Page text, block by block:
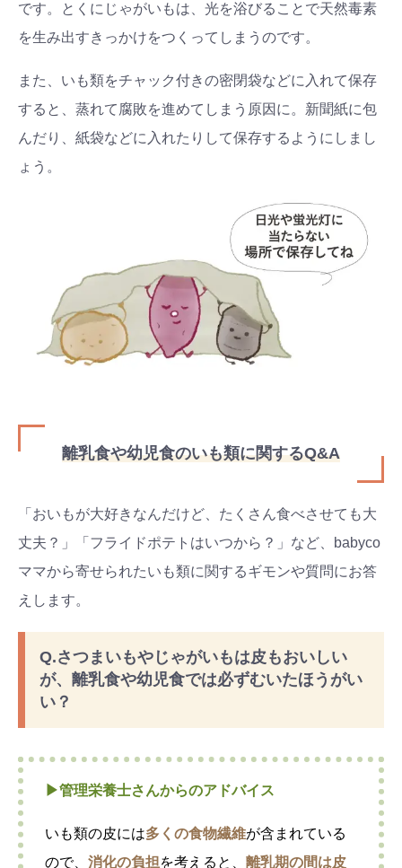
です。とくにじゃがいもは、光を浴びることで天然毒素
を生み出すきっかけをつくってしまうのです。
また、いも類をチャック付きの密閉袋などに入れて保存
すると、蒸れて腐敗を進めてしまう原因に。新聞紙に包
んだり、紙袋などに入れたりして保存するようにしまし
ょう。
離乳食や幼児食のいも類に関するQ&A
「おいもが大好きなんだけど、たくさん食べさせても大
丈夫？」「フライドポテトはいつから？」など、babyco
ママから寄せられたいも類に関するギモンや質問にお答
えします。
Q.さつまいもやじゃがいもは皮もおいしい
が、離乳食や幼児食では必ずむいたほうがい
い？
▶︎管理栄養士さんからのアドバイス
いも類の皮には多くの食物繊維が含まれている
ので、 消化の負担を考えると、 離乳期の間は皮